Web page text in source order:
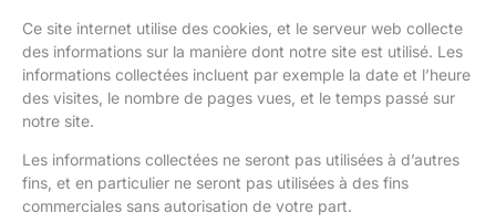
Ce site internet utilise des cookies, et le serveur web collecte
des informations sur la manière dont notre site est utilisé. Les
informations collectées incluent par exemple la date et l’heure
des visites, le nombre de pages vues, et le temps passé sur
notre site.
Les informations collectées ne seront pas utilisées à d’autres
fins, et en particulier ne seront pas utilisées à des fins
commerciales sans autorisation de votre part.